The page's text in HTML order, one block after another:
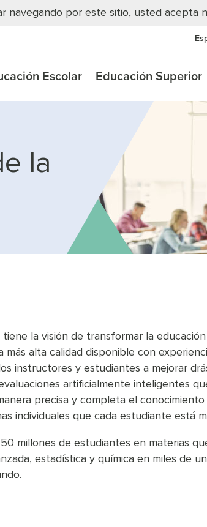
navegando por este sitio, usted acepta
Escolar Educación Superior
la
la visión de transformar la
alta calidad disponible con
instructores y estudiantes a mejorar
artificialmente inteligentes
precisa y completa el
individuales que cada estudiante está
millones de estudiantes en materias
estadística y química en miles de